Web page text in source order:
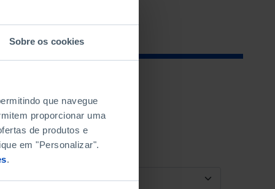
Sobre os cookies
que navegue
proporcionar uma
de produtos e
em "Personalizar".
.
ORDENAR POR